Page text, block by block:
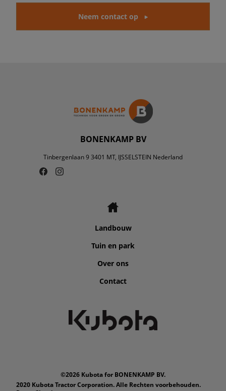
Neem contact op
BONENKAMP BV
Tinbergenlaan 9 3401 MT, IJSSELSTEIN Nederland
Landbouw
Tuin en park
Over ons
Contact
©2026 Kubota for BONENKAMP BV.
2020 Kubota Tractor Corporation. Alle Rechten voorbehouden.